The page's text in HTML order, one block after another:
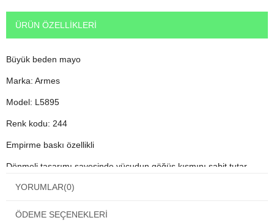
ÜRÜN ÖZELLIKLERI
Büyük beden mayo
Marka: Armes
Model: L5895
Renk kodu: 244
Empirme baskı özellikli
Dönmeli tasarımı sayesinde vücudun göğüs kısmını sabit tutar
Ürün askılıdır, iki ayrı parçadan oluşmaktadır. Göbek kısmı açıktır
Kilolu bayanlar güzeldir.
YORUMLAR(0)
ÖDEME SEÇENEKLERI